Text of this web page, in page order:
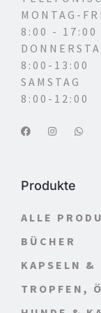
MONTAG-
8:00 - 17:00
8:00-13:00
SAMSTAG
8:00-12:00
Produkte
ALLE
BÜCHER
KAPSELN &
TROPFEN,